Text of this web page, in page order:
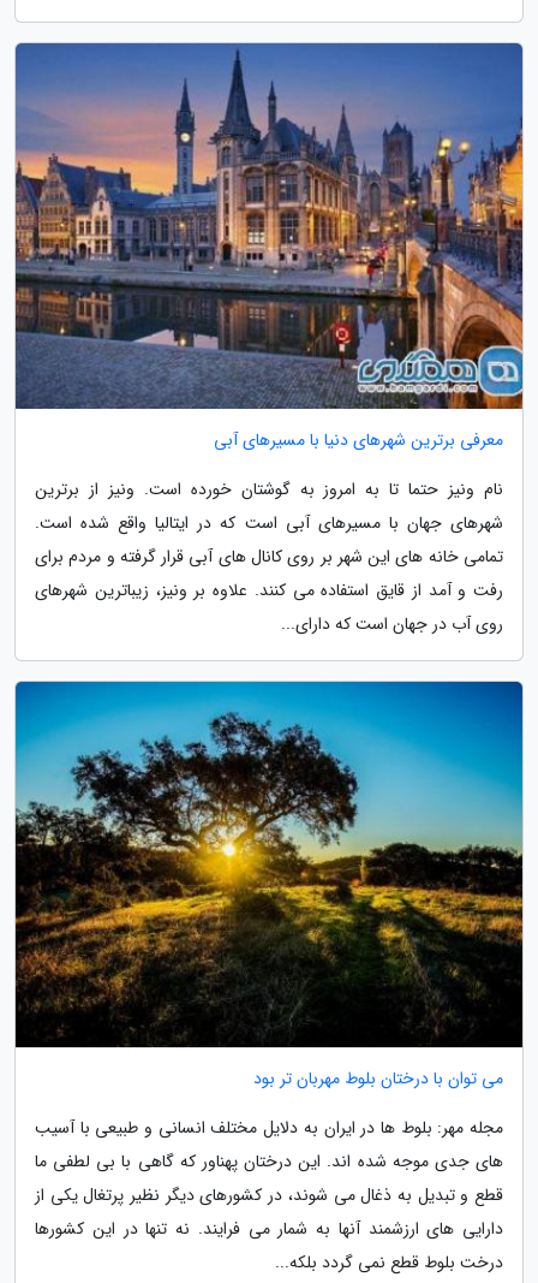
معرفی برترین شهرهای دنیا با مسیرهای آبی
نام ونیز حتما تا به امروز به گوشتان خورده است. ونیز از برترین
شهرهای جهان با مسیرهای آبی است که در ایتالیا واقع شده است.
تمامی خانه های این شهر بر روی کانال های آبی قرار گرفته و مردم برای
رفت و آمد از قایق استفاده می کنند. علاوه بر ونیز، زیباترین شهرهای
روی آب در جهان است که دارای...
می توان با درختان بلوط مهربان تر بود
مجله مهر: بلوط ها در ایران به دلایل مختلف انسانی و طبیعی با آسیب
های جدی موجه شده اند. این درختان پهناور که گاهی با بی لطفی ما
قطع و تبدیل به ذغال می شوند، در کشورهای دیگر نظیر پرتغال یکی از
دارایی های ارزشمند آنها به شمار می فرایند. نه تنها در این کشورها
درخت بلوط قطع نمی گردد بلکه...